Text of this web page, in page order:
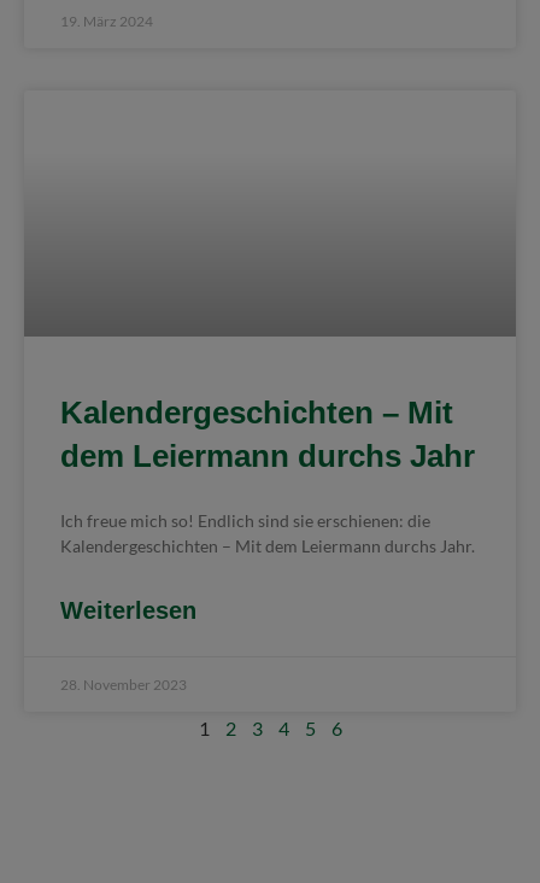
19. März 2024
Kalendergeschichten – Mit
dem Leiermann durchs Jahr
Ich freue mich so! Endlich sind sie erschienen: die
Kalendergeschichten – Mit dem Leiermann durchs Jahr.
Weiterlesen
28. November 2023
1 2 3 4 5 6